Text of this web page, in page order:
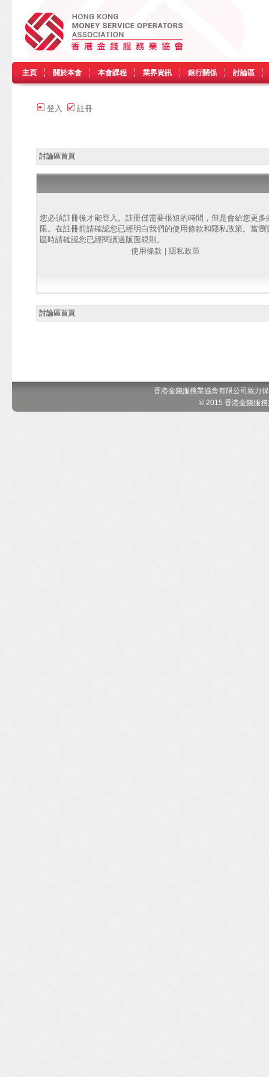
主頁 關於本會 本會課程 業界資訊 銀行關係 討論區
登入 註冊
討論區首頁
您必須註冊後才能登入。註冊僅需要很短的時間，但是會給您更多
限。在註冊前請確認您已經明白我們的使用條款和隱私政策。當瀏
區時請確認您已經閱讀過版面規則。
使用條款
隱私政策
討論區首頁
香港金錢服務業協會有限公司致力
© 2015 香港金錢服